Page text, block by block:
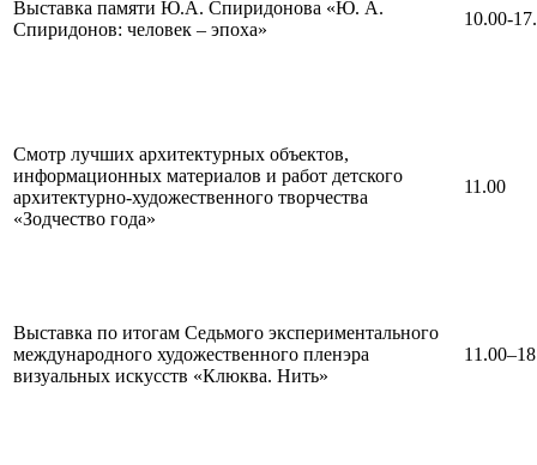
Выставка памяти Ю.А. Спиридонова «Ю. А.
Спиридонов: человек – эпоха»
10.00-
Смотр лучших архитектурных объектов,
информационных материалов и работ детского
архитектурно-художественного творчества
«Зодчество года»
11.00
Выставка по итогам Седьмого экспериментального
международного художественного пленэра
визуальных искусств «Клюква. Нить»